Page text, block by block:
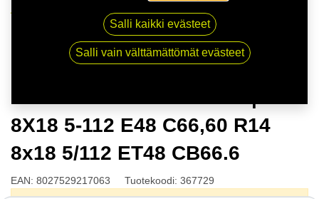
MSW 99 VAN M.BRONZE | 8X18 5-112 E48 C66,60
R14 8x18 5/112 ET48 CB66.6
8X18 5-112 E48 C66,60 R14
8x18 5/112 ET48 CB66.6
EAN: 8027529217063 Tuotekoodi: 367729
Salli kaikki evästeet
Salli vain välttämättömät evästeet